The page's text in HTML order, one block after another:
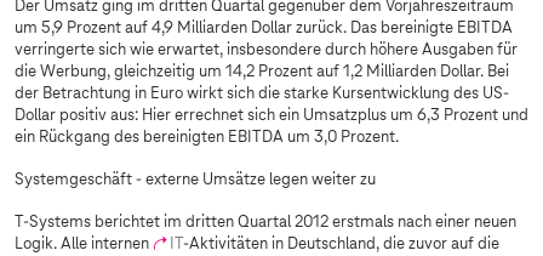
Der Umsatz ging im dritten Quartal gegenüber dem Vorjahreszeitraum
um 5,9 Prozent auf 4,9 Milliarden Dollar zurück. Das bereinigte EBITDA
verringerte sich wie erwartet, insbesondere durch höhere Ausgaben für
die Werbung, gleichzeitig um 14,2 Prozent auf 1,2 Milliarden Dollar. Bei
der Betrachtung in Euro wirkt sich die starke Kursentwicklung des US-
Dollar positiv aus: Hier errechnet sich ein Umsatzplus um 6,3 Prozent und
ein Rückgang des bereinigten EBITDA um 3,0 Prozent.
Systemgeschäft - externe Umsätze legen weiter zu
T-Systems berichtet im dritten Quartal 2012 erstmals nach einer neuen
Logik. Alle internen
IT-Aktivitäten in Deutschland, die zuvor auf die